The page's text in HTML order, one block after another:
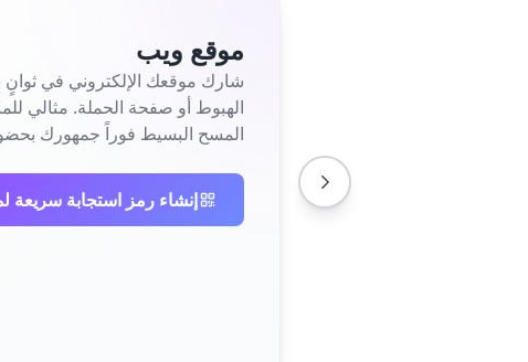
موقع ويب
شارك موقعك الإلكتروني في
المسح البسيط فوراً جمهورك
إنشاء رمز استجابة سريعة